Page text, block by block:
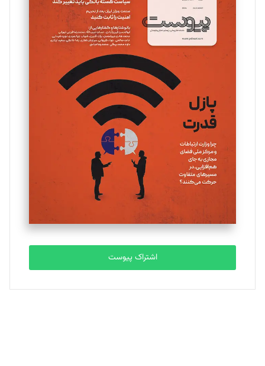
تحریریه
مینا پاکدل
یسنا امان‌پور
تحریریه
ملینا جعفری
تحریریه
مصطفی مسجدی آرانی
تحریریه
بابک نقاش
تحریریه
اشتراک پیوست